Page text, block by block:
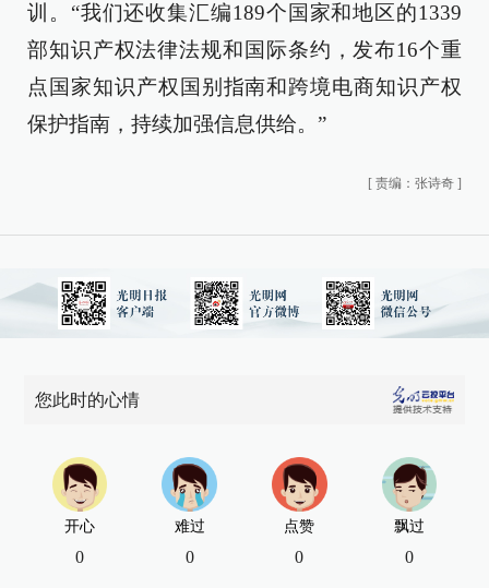
训。“我们还收集汇编189个国家和地区的1339
部知识产权法律法规和国际条约，发布16个重
点国家知识产权国别指南和跨境电商知识产权
保护指南，持续加强信息供给。”
[ 责编：张诗奇 ]
您此时的心情
开心
0
难过
0
点赞
0
飘过
0